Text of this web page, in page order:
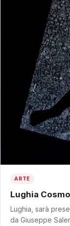
ARTE
Lughia
Lughia, sarà
da Giuseppe